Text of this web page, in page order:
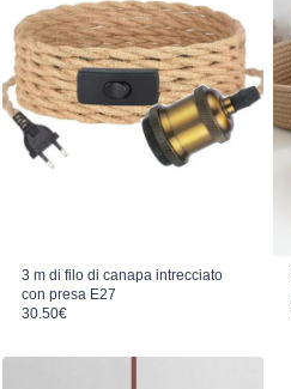
3 m di filo di canapa intrecciato
con presa E27
30.50€